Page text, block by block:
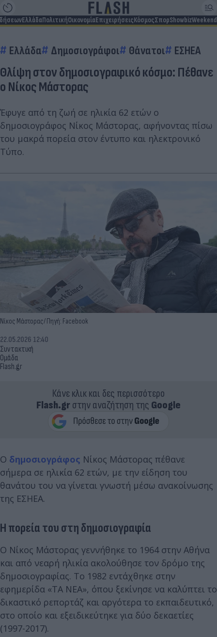
ΕλλάδαΠολιτικήΟικονομίαΕπιχειρήσειςΚόσμοςΣπορShowbizWeekend
Ελλάδα Δημοσιογράφοι Θάνατοι ΕΣΗΕΑ
Θλίψη στον δημοσιογραφικό κόσμο: Πέθανε
ο Νίκος Μάστορας
Έφυγε από τη ζωή σε ηλικία 62 ετών ο
δημοσιογράφος Νίκος Μάστορας, αφήνοντας πίσω
του μακρά πορεία στον έντυπο και ηλεκτρονικό
Τύπο.
Νίκος Μάστορας/ Πηγή: Facebook
Συντακτική
Ομάδα
Flash.gr
22.05.2026 12:40
Κάνε κλικ και δες περισσότερο
Flash.grστην αναζήτηση της Google
Ο δημοσιογράφος Νίκος Μάστορας πέθανε
σήμερα σε ηλικία 62 ετών, με την είδηση του
θανάτου του να γίνεται γνωστή μέσω ανακοίνωσης
της ΕΣΗΕΑ.
Η πορεία του στη δημοσιογραφία
Ο Νίκος Μάστορας γεννήθηκε το 1964 στην Αθήνα
και από νεαρή ηλικία ακολούθησε τον δρόμο της
δημοσιογραφίας. Το 1982 εντάχθηκε στην
εφημερίδα «ΤΑ ΝΕΑ», όπου ξεκίνησε να καλύπτει το
δικαστικό ρεπορτάζ και αργότερα το εκπαιδευτικό,
στο οποίο και εξειδικεύτηκε για δύο δεκαετίες
(1997-2017).